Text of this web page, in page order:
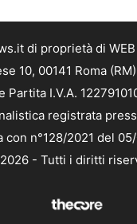
di proprietà di
10, 00141 Roma
Partita I.V.A.
registrata
con n°128/2021 del
- Tutti i diritti